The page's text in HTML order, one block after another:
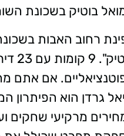
בוטיק בשכונת
רחוב האבות
אם אתם
גרדן הוא
מרקיעי שחקים